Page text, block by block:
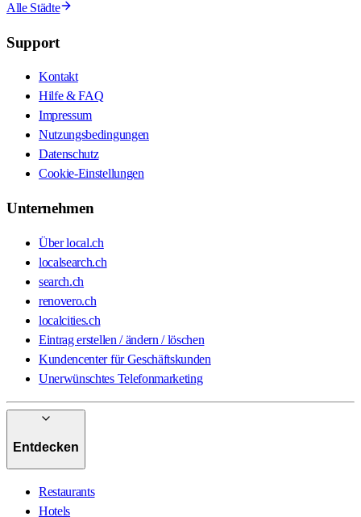
Alle Städte
Support
Kontakt
Hilfe & FAQ
Impressum
Nutzungsbedingungen
Datenschutz
Cookie-Einstellungen
Unternehmen
Über local.ch
localsearch.ch
search.ch
renovero.ch
localcities.ch
Eintrag erstellen / ändern / löschen
Kundencenter für Geschäftskunden
Unerwünschtes Telefonmarketing
Entdecken
Restaurants
Hotels